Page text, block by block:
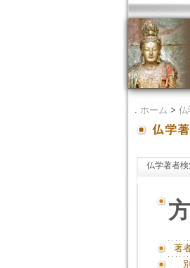
． ホーム > 仏
仏学著者検
著